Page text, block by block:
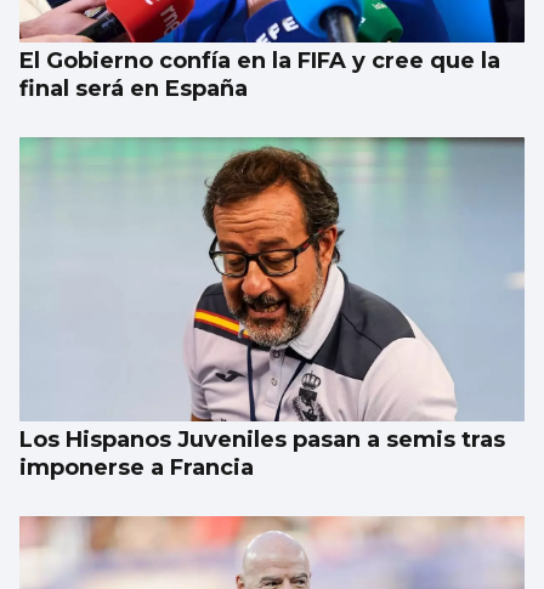
El Gobierno confía en la FIFA y cree que la
final será en España
Los Hispanos Juveniles pasan a semis tras
imponerse a Francia